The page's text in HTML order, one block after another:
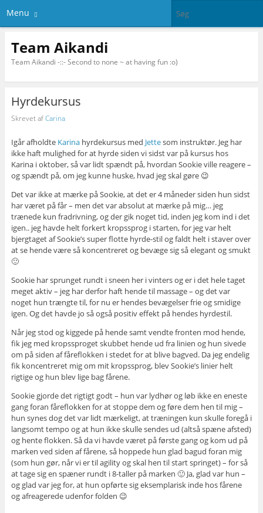
Menu
Team Aikandi
Team Aikandi -::- Second to none ~ at having fun :o)
Hyrdekursus
Skrevet afCarina
Igår afholdte Karinahyrdekursus med Jettesom instruktør. Jeg har
ikke haft mulighed for at hyrde siden vi sidst var på kursus hos
Karina i oktober, så var lidt spændt på, hvordan Sookie ville reagere –
og spændt på, om jeg kunne huske, hvad jeg skal gøre 😉
Det var ikke at mærke på Sookie, at det er 4 måneder siden hun sidst
har været på får – men det var absolut at mærke på mig… jeg
trænede kun fradrivning, og der gik noget tid, inden jeg kom ind i det
igen.. jeg havde helt forkert kropssprog i starten, for jeg var helt
bjergtaget af Sookie’s super flotte hyrde-stil og faldt helt i staver over
at se hende være så koncentreret og bevæge sig så elegant og smukt
🙂
Sookie har sprunget rundt i sneen her i vinters og er i det hele taget
meget aktiv – jeg har derfor haft hende til massage – og det var
noget hun trængte til, for nu er hendes bevægelser frie og smidige
igen. Og det havde jo så også positiv effekt på hendes hyrdestil.
Når jeg stod og kiggede på hende samt vendte fronten mod hende,
fik jeg med kropssproget skubbet hende ud fra linien og hun sivede
om på siden af fåreflokken i stedet for at blive bagved. Da jeg endelig
fik koncentreret mig om mit kropssprog, blev Sookie’s linier helt
rigtige og hun blev lige bag fårene.
Sookie gjorde det rigtigt godt – hun var lydhør og løb ikke en eneste
gang foran fåreflokken for at stoppe dem og føre dem hen til mig –
hun synes dog det var lidt mærkeligt, at træningen kun skulle foregå i
langsomt tempo og at hun ikke skulle sendes ud (altså spæne afsted)
og hente flokken. Så da vi havde været på første gang og kom ud på
marken ved siden af fårene, så hoppede hun glad bagud foran mig
(som hun gør, når vi er til agility og skal hen til start springet) – for så
at tage sig en spæner rundt i 8-taller på marken 🙂 Ja, glad var hun –
og glad var jeg for, at hun opførte sig eksemplarisk inde hos fårene
og afreagerede udenfor folden 😉